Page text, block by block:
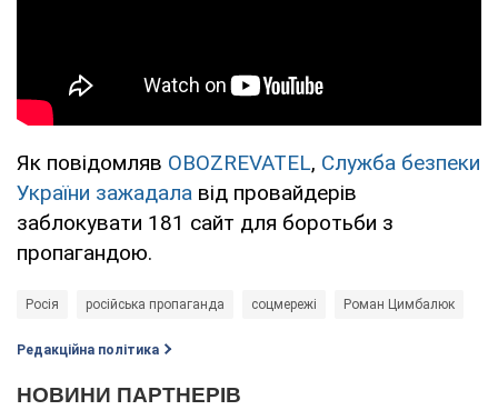
Як повідомляв OBOZREVATEL, Служба безпеки
України зажадала від провайдерів
заблокувати 181 сайт для боротьби з
пропагандою.
Росія російська пропаганда соцмережі Роман Цимбалюк
Редакційна політика